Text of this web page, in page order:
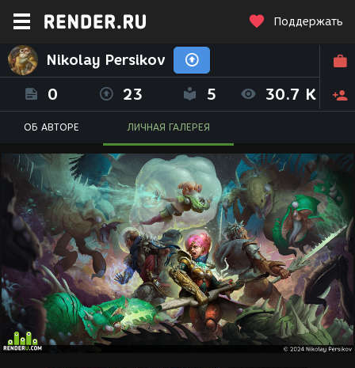
Поддержать
Nikolay Persikov
0 23 5 30.7 K
ОБ АВТОРЕ ЛИЧНАЯ ГАЛЕРЕЯ